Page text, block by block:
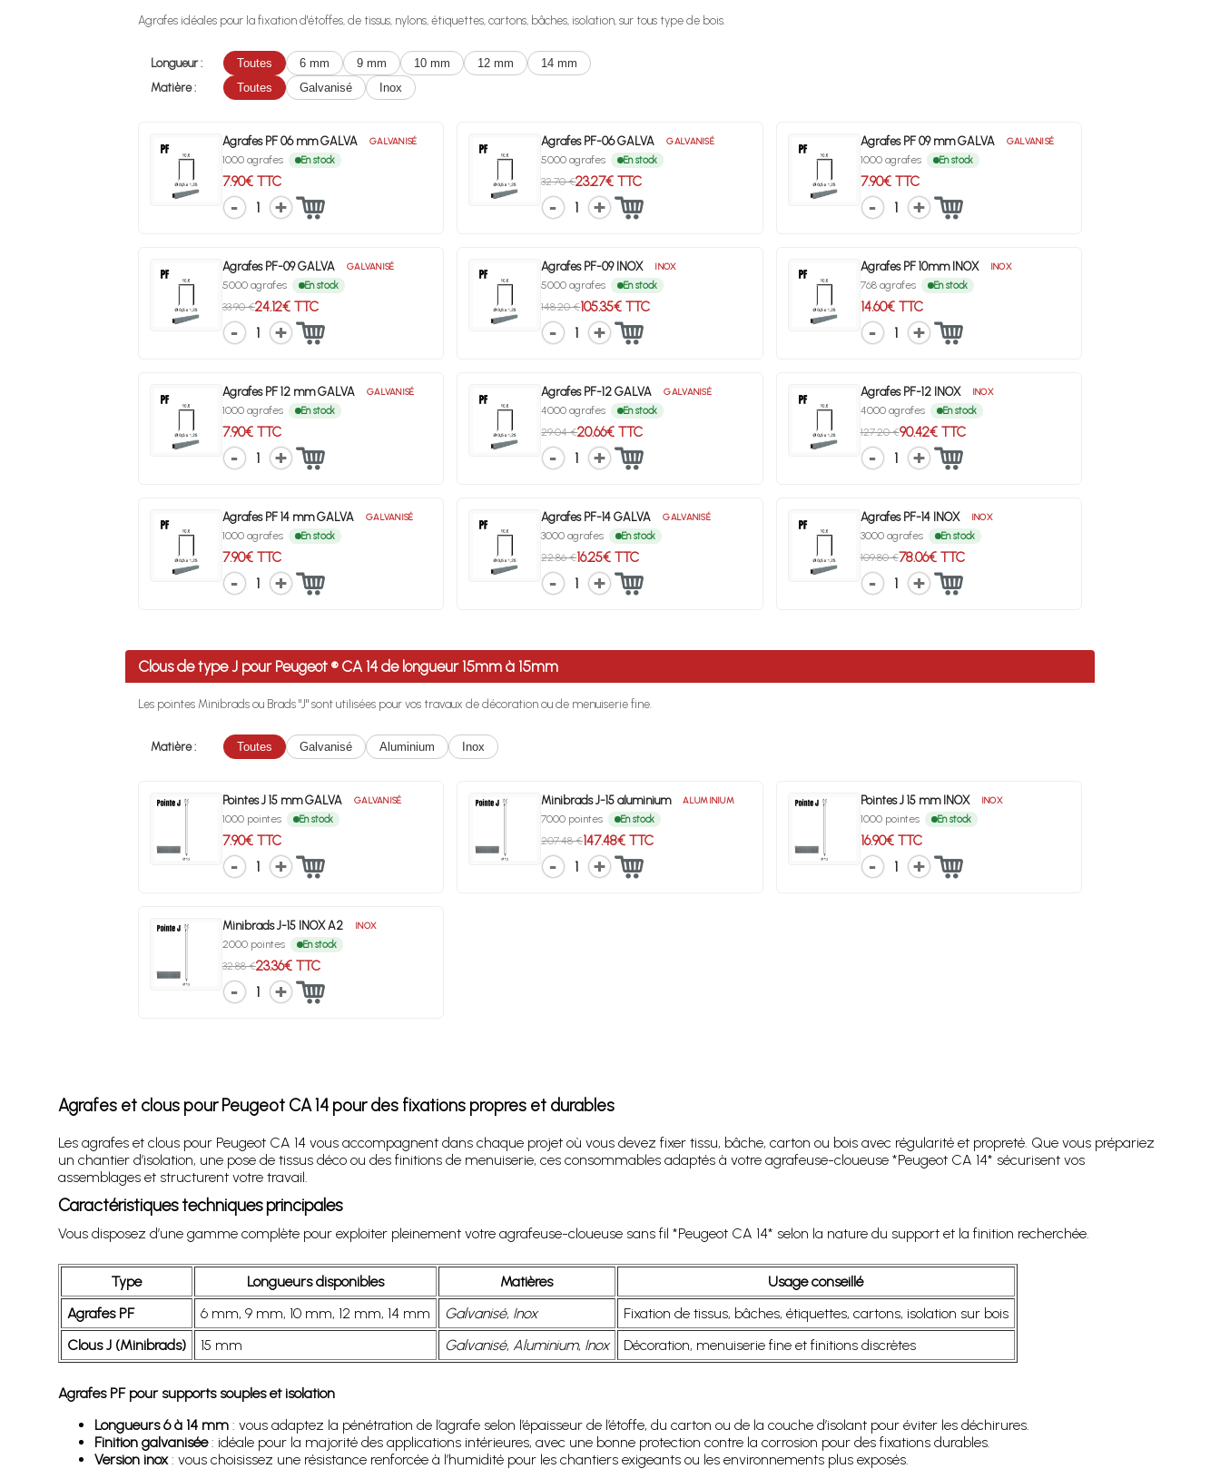
Agrafes idéales pour la fixation d'étoffes, de tissus, nylons, étiquettes, cartons, bâches, isolation, sur tous type de bois.
Longueur : Toutes 6 mm 9 mm 10 mm 12 mm
14 mm
Matière :
Toutes Galvanisé Inox
Agrafes PF 06 mm GALVA GALVANISÉ
1000 agrafes En stock
7.90€ TTC
1
Agrafes PF-06 GALVA GALVANISÉ
5000 agrafes En stock
32.70 €23.27€ TTC
1
Agrafes PF 09 mm GALVA GALVANISÉ
1000 agrafes En stock
7.90€ TTC
1
Agrafes PF-09 GALVA GALVANISÉ
5000 agrafes En stock
33.90 €24.12€ TTC
1
Agrafes PF-09 INOX INOX
5000 agrafes En stock
148.20 €105.35€ TTC
1
Agrafes PF 10mm INOX INOX
768 agrafes En stock
14.60€ TTC
1
Agrafes PF 12 mm GALVA GALVANISÉ
1000 agrafes En stock
7.90€ TTC
1
Agrafes PF-12 GALVA GALVANISÉ
4000 agrafes En stock
29.04 €20.66€ TTC
1
Agrafes PF-12 INOX INOX
4000 agrafes En stock
127.20 €90.42€ TTC
1
Agrafes PF 14 mm GALVA GALVANISÉ
1000 agrafes En stock
7.90€ TTC
1
Agrafes PF-14 GALVA GALVANISÉ
3000 agrafes En stock
22.86 €16.25€ TTC
1
Agrafes PF-14 INOX INOX
3000 agrafes En stock
109.80 €78.06€ TTC
1
Clous de type J pour Peugeot ® CA 14 de longueur 15mm à 15mm
Les pointes Minibrads ou Brads "J" sont utilisées pour vos travaux de décoration ou de menuiserie fine.
Matière : Toutes Galvanisé Aluminium Inox
Pointes J 15 mm GALVA GALVANISÉ
1000 pointes En stock
7.90€ TTC
1
Minibrads J-15 aluminium ALUMINIUM
7000 pointes En stock
207.48 €147.48€ TTC
1
Pointes J 15 mm INOX INOX
1000 pointes En stock
16.90€ TTC
1
Minibrads J-15 INOX A2 INOX
2000 pointes En stock
32.88 €23.36€ TTC
1
Agrafes et clous pour Peugeot CA 14 pour des fixations propres et durables
Les agrafes et clous pour Peugeot CA 14 vous accompagnent dans chaque projet où vous devez fixer tissu, bâche, carton ou bois avec régularité et propreté. Que vous prépariez
un chantier d’isolation, une pose de tissus déco ou des finitions de menuiserie, ces consommables adaptés à votre agrafeuse-cloueuse *Peugeot CA 14* sécurisent vos
assemblages et structurent votre travail.
Caractéristiques techniques principales
Vous disposez d’une gamme complète pour exploiter pleinement votre agrafeuse-cloueuse sans fil *Peugeot CA 14* selon la nature du support et la finition recherchée.
Type Longueurs disponibles Matières
Usage conseillé
Agrafes PF
6 mm, 9 mm, 10 mm, 12 mm, 14 mm Galvanisé, Inox
Fixation de tissus, bâches, étiquettes, cartons, isolation sur bois
Clous J (Minibrads)
15 mm Galvanisé, Aluminium, Inox Décoration, menuiserie fine et finitions discrètes
Agrafes PF pour supports souples et isolation
Longueurs 6 à 14 mm: vous adaptez la pénétration de l’agrafe selon l’épaisseur de l’étoffe, du carton ou de la couche d’isolant pour éviter les déchirures.
Finition galvanisée: idéale pour la majorité des applications intérieures, avec une bonne protection contre la corrosion pour des fixations durables.
Version inox: vous choisissez une résistance renforcée à l’humidité pour les chantiers exigeants ou les environnements plus exposés.